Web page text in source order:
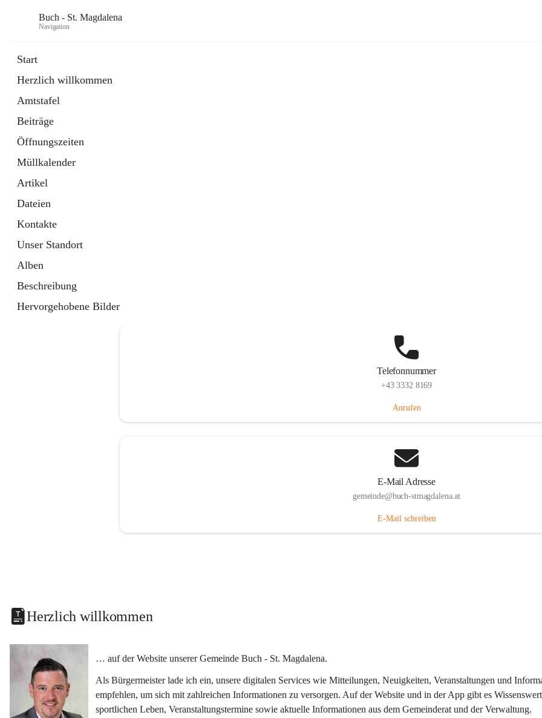
Buch - St. Magdalena
Navigation
Start
Herzlich willkommen
Amtstafel
Beiträge
Öffnungszeiten
Müllkalender
Artikel
Dateien
Kontakte
Unser Standort
Alben
Beschreibung
Hervorgehobene Bilder
Telefonnummer
+43 3332 8169
Anrufen
E-Mail Adresse
gemeinde@buch-stmagdalena.at
E-Mail schreiben
Herzlich willkommen
… auf der Website unserer Gemeinde Buch - St. Magdalena.
Als Bürgermeister lade ich ein, unsere digitalen Services wie Mitteilungen, Neuigkeiten, Veranstaltungen und
empfehlen, um sich mit zahlreichen Informationen zu versorgen. Auf der Website und in der App gibt es
sportlichen Leben, Veranstaltungstermine sowie aktuelle Informationen aus dem Gemeinderat und der Verwaltung.